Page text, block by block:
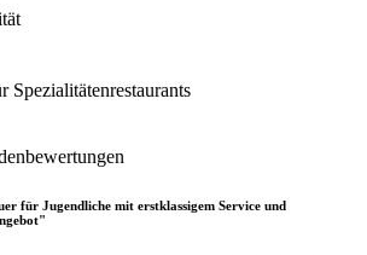
Spezialitätenrestaurants
für Jugendliche mit erstklassigem Service und